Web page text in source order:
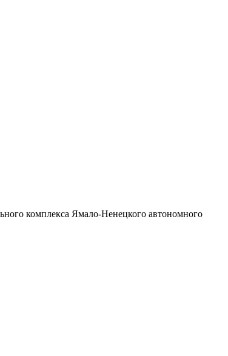
комплекса Ямало-Ненецкого автономного